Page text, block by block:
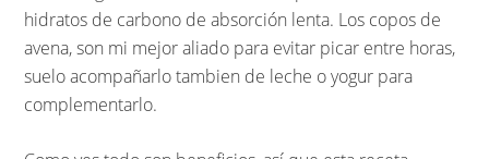
hidratos de carbono de absorción lenta. Los copos de
avena, son mi mejor aliado para evitar picar entre horas,
suelo acompañarlo tambien de leche o yogur para
complementarlo.